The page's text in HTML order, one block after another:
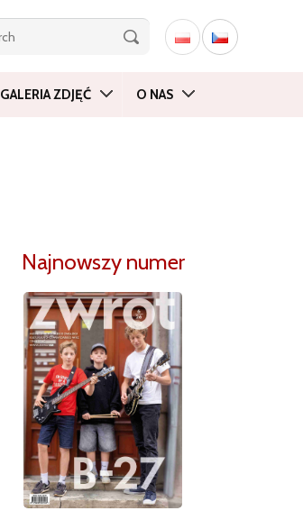
GALERIA ZDJĘĆ O NAS
Najnowszy numer